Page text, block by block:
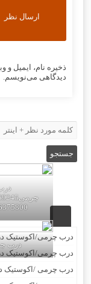
ذخیره نام، ایمیل و
دیدگاهی می‌نویسم.
درب
درب چرمی/اکوستیک
درب چرمی/اکوستیک
درب چرمی /اکوستیک